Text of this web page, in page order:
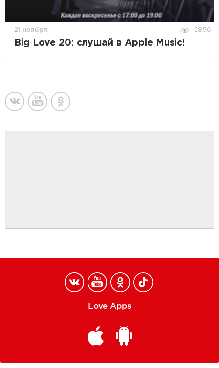
21 ноября 2856
Big Love 20: слушай в Apple Music!
Love Apps